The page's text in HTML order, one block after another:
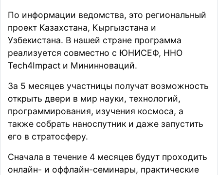
По информации ведомства, это региональный
проект Казахстана, Кыргызстана и
Узбекистана. В нашей стране программа
реализуется совместно с ЮНИСЕФ, ННО
Tech4Impact и Мининноваций.
За 5 месяцев участницы получат возможность
открыть двери в мир науки, технологий,
программирования, изучения космоса, а
также собрать наноспутник и даже запустить
его в стратосферу.
Сначала в течение 4 месяцев будут проходить
онлайн- и оффлайн-семинары, практические